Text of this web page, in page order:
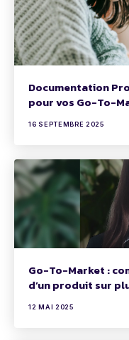
Documentation
pour vos Go-To-
16 SEPTEMBRE 2025
Go-To-Market :
d’un produit sur
12 MAI 2025